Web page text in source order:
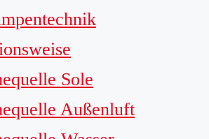
Sole
Außenluft